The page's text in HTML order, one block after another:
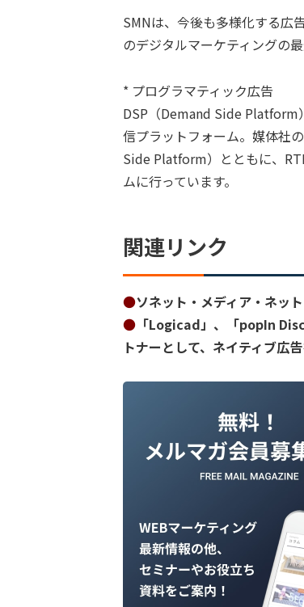
SMNは、今後も多様化する広
のデジタルマーケティングの
* プログラマティック広告
DSP（Demand Side Platform
信プラットフォーム。媒体社
Side Platform）とともに、
ムに行っています。
関連リンク
●ソネット・メディア・ネッ
● 「Logicad」、「popIn
トナーとして、ネイティブ広